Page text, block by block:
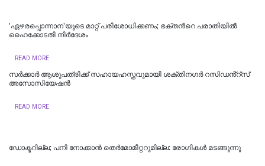
'ഏഴരപ്പൊന്നാന'യുടെ മാറ്റ് പരിശോധിക്കണം; ഭക്തന്‍റെ പരാതിയിൽ
ഹെെക്കോടതി നിർദേശം
READ MORE
സർക്കാർ ആശുപത്രിക്ക് സഹായഹസ്തവുമായി ശക്തിനഗർ റസിഡൻ്റ്സ്
അസോസിയേഷൻ
READ MORE
ഡോക്ടറില്ല; പനി നോക്കാൻ തെർമോമീറ്ററുമില്ല: രോഗികൾ മടങ്ങുന്നു